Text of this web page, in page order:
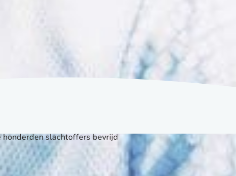
honderden slachtoffers bevrijd